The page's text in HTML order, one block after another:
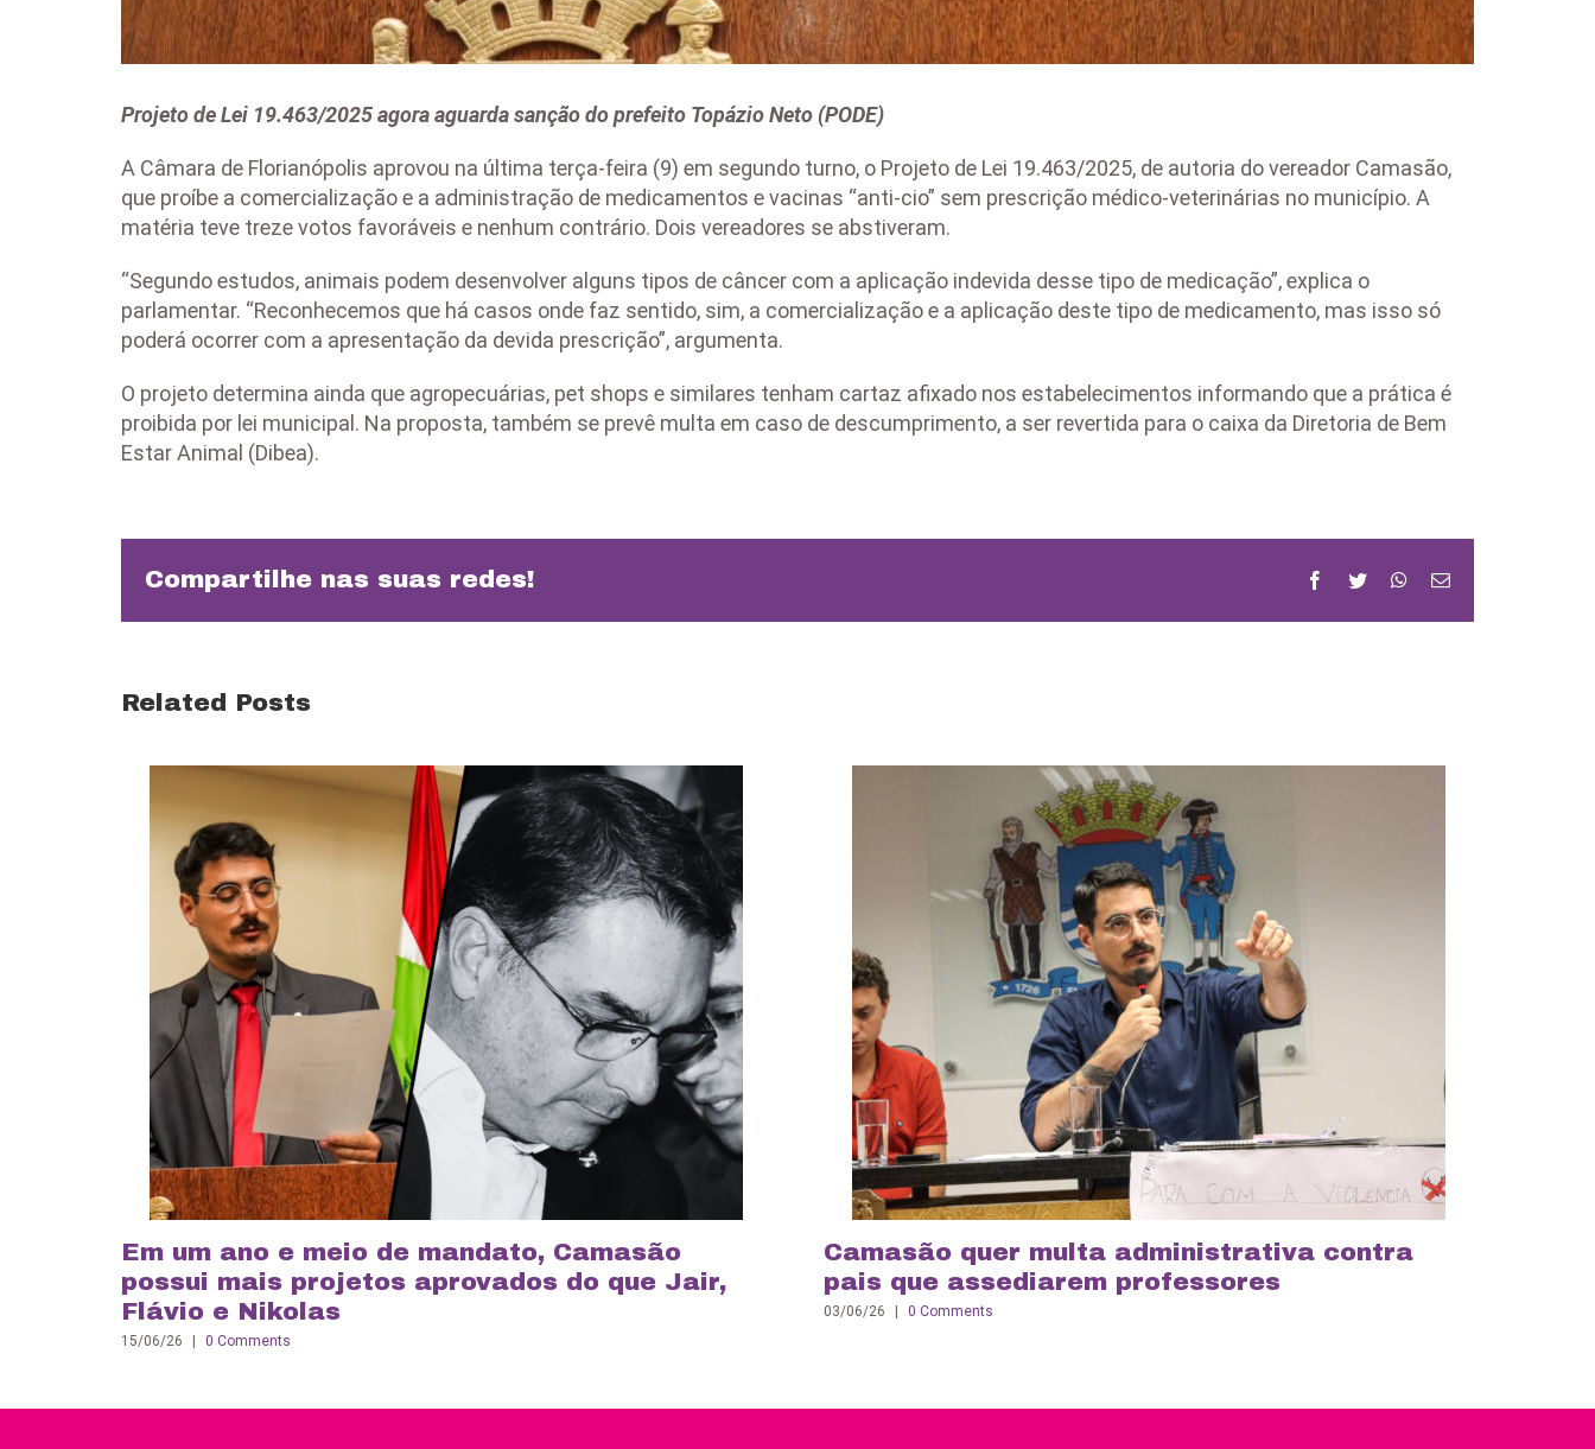
Projeto de Lei 19.463/2025 agora aguarda sanção do prefeito Topázio Neto (PODE)
A Câmara de Florianópolis aprovou na última terça-feira (9) em segundo turno, o Projeto de Lei 19.463/2025, de autoria do vereador Camasão,
que proíbe a comercialização e a administração de medicamentos e vacinas “anti-cio” sem prescrição médico-veterinárias no município. A
matéria teve treze votos favoráveis e nenhum contrário. Dois vereadores se abstiveram.
“Segundo estudos, animais podem desenvolver alguns tipos de câncer com a aplicação indevida desse tipo de medicação”, explica o
parlamentar. “Reconhecemos que há casos onde faz sentido, sim, a comercialização e a aplicação deste tipo de medicamento, mas isso só
poderá ocorrer com a apresentação da devida prescrição”, argumenta.
O projeto determina ainda que agropecuárias, pet shops e similares tenham cartaz afixado nos estabelecimentos informando que a prática é
proibida por lei municipal. Na proposta, também se prevê multa em caso de descumprimento, a ser revertida para o caixa da Diretoria de Bem
Estar Animal (Dibea).
Compartilhe nas suas redes! Facebook
Twitter WhatsApp
Email
Related Posts
Em um ano e meio de mandato, Camasão
possui mais projetos aprovados do que Jair,
Flávio e Nikolas
15/06/26 | 0 Comments
Camasão quer multa administrativa contra
pais que assediarem professores
03/06/26 | 0 Comments